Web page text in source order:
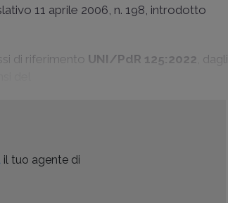
11 aprile 2006, n. 198, introdotto
di riferimento UNI/PdR 125:2022 , dagli
il tuo agente di